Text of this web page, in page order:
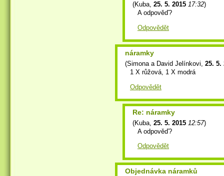
(Kuba, 25. 5. 2015 17:32)
A odpověď?
Odpovědět
náramky
(Simona a David Jelínkovi 25. 5.
1 X růžová, 1 X modrá
Odpovědět
Re: náramky
(Kuba 25. 5. 2015 12:57)
A odpověď?
Odpovědět
Objednávka náramků